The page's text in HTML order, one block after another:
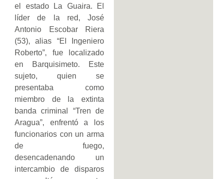
el estado La Guaira. El
líder de la red, José
Antonio Escobar Riera
(53), alias “El Ingeniero
Roberto”, fue localizado
en Barquisimeto. Este
sujeto, quien se
presentaba como
miembro de la extinta
banda criminal “Tren de
Aragua”, enfrentó a los
funcionarios con un arma
de fuego,
desencadenando un
intercambio de disparos